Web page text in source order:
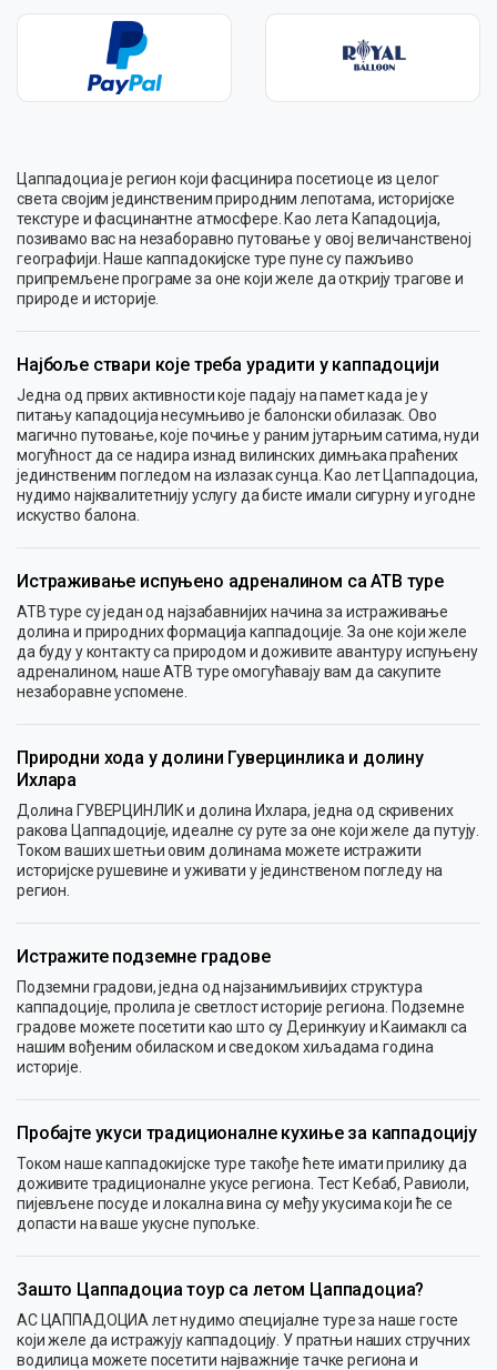
Цаппадоциа је регион који фасцинира посетиоце из целог
света својим јединственим природним лепотама, историјске
текстуре и фасцинантне атмосфере. Као лета Кападоција,
позивамо вас на незаборавно путовање у овој величанственој
географији. Наше каппадокијске туре пуне су пажљиво
припремљене програме за оне који желе да открију трагове и
природе и историје.
Најбоље ствари које треба урадити у каппадоцији
Једна од првих активности које падају на памет када је у
питању кападоција несумњиво је балонски обилазак. Ово
магично путовање, које почиње у раним јутарњим сатима, нуди
могућност да се надира изнад вилинских димњака праћених
јединственим погледом на излазак сунца. Као лет Цаппадоциа,
нудимо најквалитетнију услугу да бисте имали сигурну и угодне
искуство балона.
Истраживање испуњено адреналином са АТВ туре
АТВ туре су један од најзабавнијих начина за истраживање
долина и природних формација каппадоције. За оне који желе
да буду у контакту са природом и доживите авантуру испуњену
адреналином, наше АТВ туре омогућавају вам да сакупите
незаборавне успомене.
Природни хода у долини Гуверцинлика и долину
Ихлара
Долина ГУВЕРЦИНЛИК и долина Ихлара, једна од скривених
ракова Цаппадоције, идеалне су руте за оне који желе да путују.
Током ваших шетњи овим долинама можете истражити
историјске рушевине и уживати у јединственом погледу на
регион.
Истражите подземне градове
Подземни градови, једна од најзанимљивијих структура
каппадоције, пролила је светлост историје региона. Подземне
градове можете посетити као што су Деринкуиу и Каимаклı са
нашим вођеним обиласком и сведоком хиљадама година
историје.
Пробајте укуси традиционалне кухиње за каппадоцију
Током наше каппадокијске туре такође ћете имати прилику да
доживите традиционалне укусе региона. Тест Кебаб, Равиоли,
пијевљене посуде и локална вина су међу укусима који ће се
допасти на ваше укусне пупољке.
Зашто Цаппадоциа тоур са летом Цаппадоциа?
АС ЦАППАДОЦИА лет нудимо специјалне туре за наше госте
који желе да истражују каппадоцију. У пратњи наших стручних
водилица можете посетити најважније тачке региона и